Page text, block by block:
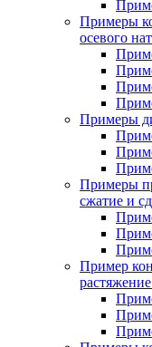
Примеры
осевого
Примеры
Примеры
сжатие и
Пример